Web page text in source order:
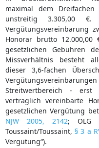
maximal dem
unstreitig 3.305,00
Vergütungsvereinbarung
Honorar brutto
gesetzlichen Gebühren
Missverhältnis besteht
dieser 3,6-fachen
Streitwertbereich - erst
vertraglich vereinbarte
gesetzlichen Vergütung
NJW 2005, 2142; OLG
Toussaint/Toussaint, § 3 a
Vergütung“).